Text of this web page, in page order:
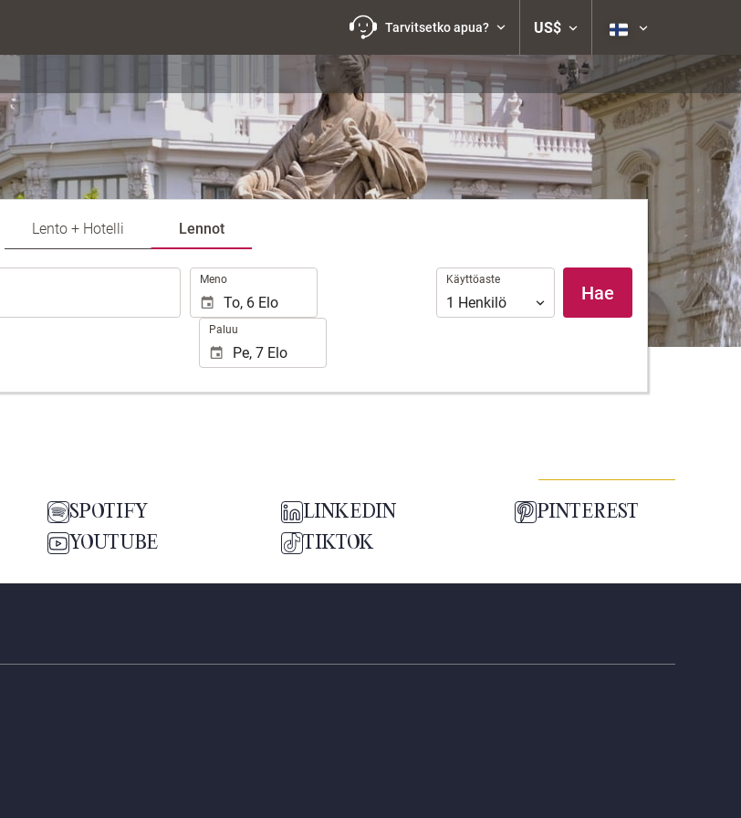
Tarvitsetko apua? US$
Lento + Hotelli Lennot
Meno
Paluu
Käyttöaste
Käyttöaste
1 Henkilö Hae
SPOTIFY LINKEDIN
PINTEREST
YOUTUBE TIKTOK